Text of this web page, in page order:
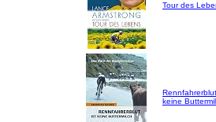
Tour des
keine